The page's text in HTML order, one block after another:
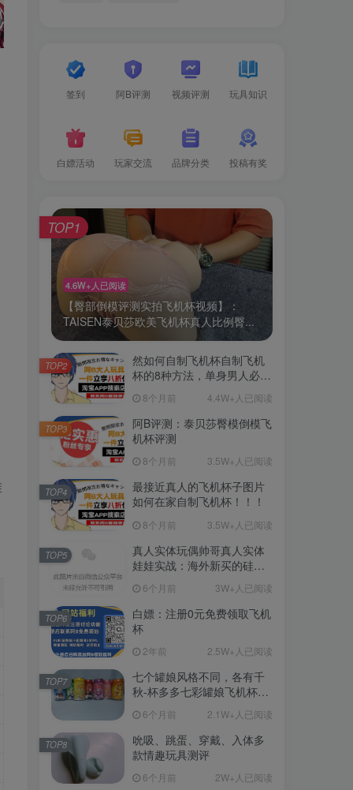
签到 阿B评测 视频评测 玩具知识
白嫖活动 玩家交流 品牌分类 投稿有奖
4.6W+人已阅读
【臀部倒模评测实拍飞机杯视频】：
TAISEN泰贝莎欧美飞机杯真人比例臀...
TOP1
然如何自制飞机杯自制飞机
杯的8种方法，单身男人必
8个月前 4.4W+人已阅读
TOP2
阿B评测：泰贝莎臀模倒模飞
机杯评测
8个月前 3.5W+人已阅读
TOP3
最接近真人的飞机杯子图片
如何在家自制飞机杯！！！
8个月前 3.5W+人已阅读
TOP4
真人实体玩偶帅哥真人实体
娃娃实战：海外新买的硅胶
6个月前 3W+人已阅读
TOP5
白嫖：注册0元免费领取飞机
杯
2年前 2.5W+人已阅读
TOP6
七个罐娘风格不同，各有千
秋-杯多多七彩罐娘飞机杯测
6个月前 2.1W+人已阅读
TOP7
吮吸、跳蛋、穿戴、入体多
款情趣玩具测评
6个月前 2W+人已阅读
TOP8